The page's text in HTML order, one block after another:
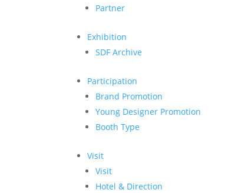
Partner
Exhibition
SDF Archive
Participation
Brand Promotion
Young Designer Promotion
Booth Type
Visit
Visit
Hotel & Direction